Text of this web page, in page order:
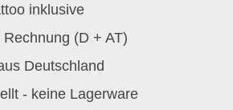
inklusive
(D + AT)
Deutschland
- keine Lagerware